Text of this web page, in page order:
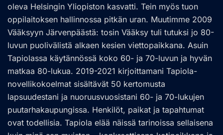
oleva Helsingin Yliopiston kasvatti. Tein myös tuon
oppilaitoksen hallinnossa pitkän uran. Muutimme 2009
Vääksyyn Järvenpäästä: tosin Vääksy tuli tutuksi jo 80-
luvun puolivälistä alkaen kesien viettopaikkana. Asuin
Tapiolassa käytännössä koko 60- ja 70-luvun ja hyvän
matkaa 80-lukua. 2019-2021 kirjoittamani Tapiola-
novellikokoelmat sisältävät 50 kertomusta
lapsuudestani ja nuoruusvuosistani 60- ja 70-lukujen
puutarhakaupungissa. Henkilöt, paikat ja tapahtumat
ovat todellisia. Tapiola elää näissä tarinoissa sellaisena